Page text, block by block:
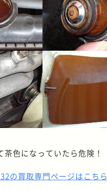
色になっていたら危険！
の買取専門ページはこちら